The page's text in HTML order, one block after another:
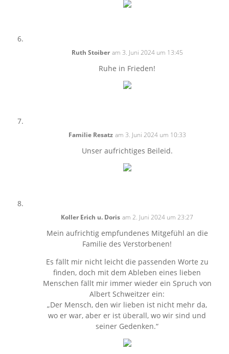
Ruth Stoiber am 3. Juni 2024 um 13:45
Ruhe in Frieden!
Familie Resatz am 3. Juni 2024 um 10:33
Unser aufrichtiges Beileid.
Koller Erich u. Doris am 2. Juni 2024 um 23:27
Mein aufrichtig empfundenes Mitgefühl an die
Familie des Verstorbenen!
Es fällt mir nicht leicht die passenden Worte zu
finden, doch mit dem Ableben eines lieben
Menschen fällt mir immer wieder ein Spruch von
Albert Schweitzer ein:
„Der Mensch, den wir lieben ist nicht mehr da,
wo er war, aber er ist überall, wo wir sind und
seiner Gedenken.“